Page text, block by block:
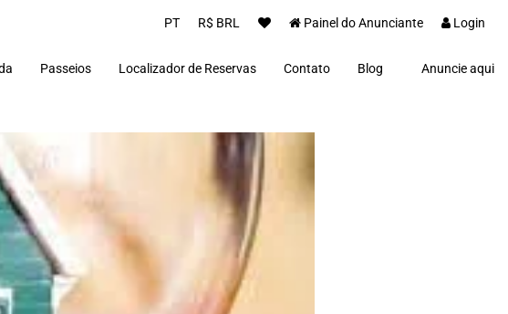
PT R$ BRL Painel do Anunciante Login
Passeios Localizador de Reservas Contato Blog Anuncie aqui